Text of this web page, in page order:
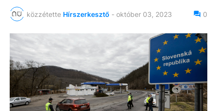
közzétette Hírszerkesztő - október 03, 2023 0